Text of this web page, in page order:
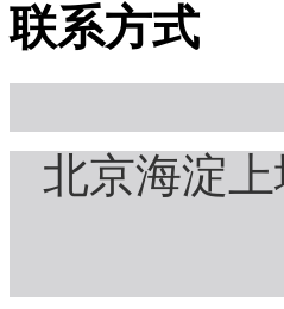
联系方式
北京海淀